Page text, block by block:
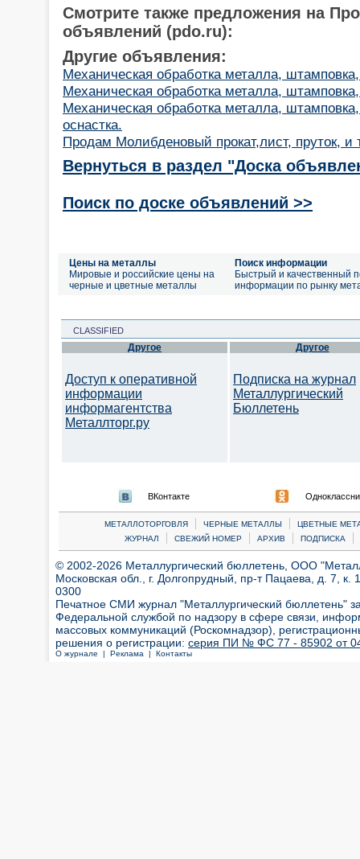
Смотрите также предложения на
объявлений (pdo.ru):
Другие объявления:
Механическая обработка металла,
Механическая обработка металла,
Механическая обработка металла,
оснастка.
Продам Молибденовый прокат,лист, пруток, и
Вернуться в раздел "Доска
Поиск по доске объявлений >>
Цены на металлы
Мировые и российские цены на
черные и цветные металлы
Поиск информации
Быстрый и качественный
информации по рынку
CLASSIFIED
Другое
Доступ к оперативной
информации
информагентства
Металлторг.ру
Другое
Подписка на журнал
Металлургический
Бюллетень
ВКонтакте
МЕТАЛЛОТОРГОВЛЯ | ЧЕРНЫЕ МЕТАЛЛЫ |
ЦВЕТНЫЕ
ЖУРНАЛ
| СВЕЖИЙ НОМЕР | АРХИВ | ПОДПИСКА |
© 2002-2026 Металлургический бюллетень, ООО
Московская обл., г. Долгопрудный, пр-т Пацаева, д. 7,
0300
Печатное СМИ журнал "Металлургический бюллетень"
Федеральной службой по надзору в сфере связи,
массовых коммуникаций (Роскомнадзор),
решения о регистрации: серия ПИ № ФС 77 - 85902 от 04
О журнале | Реклама | Контакты